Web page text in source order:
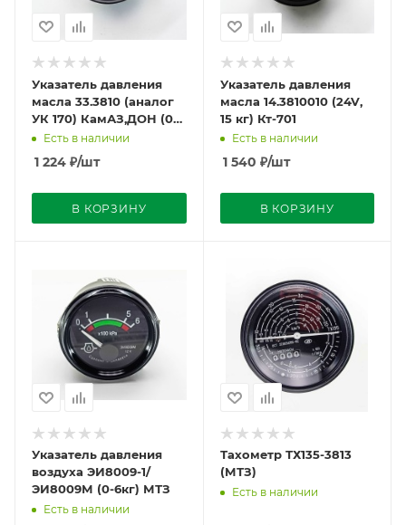
Указатель давления
масла 33.3810 (аналог
УК 170) КамАЗ,ДОН (0-
10кг)
Есть в наличии
1 224 ₽/шт
В КОРЗИНУ
Указатель давления
масла 14.3810010 (24V,
15 кг) Кт-701
Есть в наличии
1 540 ₽/шт
В КОРЗИНУ
Указатель давления
воздуха ЭИ8009-1/
ЭИ8009М (0-6кг) МТЗ
Есть в наличии
Тахометр ТХ135-3813
(МТЗ)
Есть в наличии